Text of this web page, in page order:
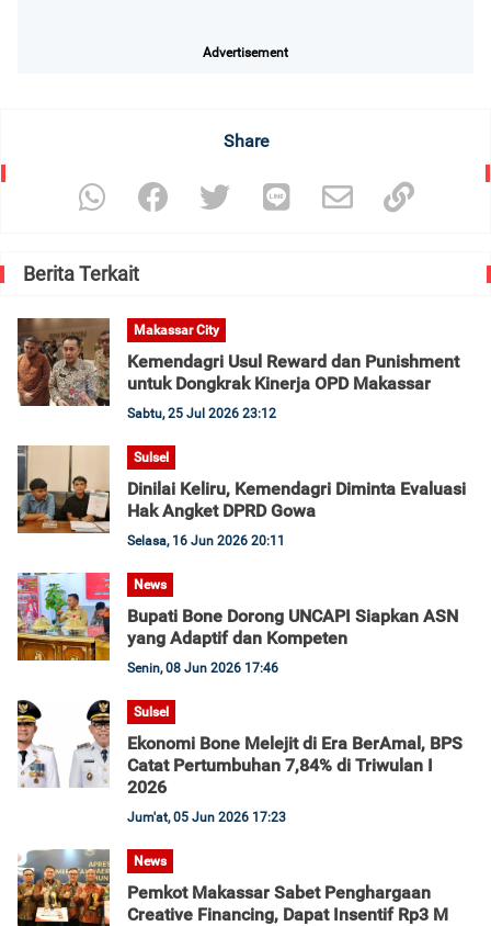
Advertisement
Share
Berita Terkait
Makassar City
Kemendagri Usul Reward dan Punishment
untuk Dongkrak Kinerja OPD Makassar
Sabtu, 25 Jul 2026 23:12
Sulsel
Dinilai Keliru, Kemendagri Diminta Evaluasi
Hak Angket DPRD Gowa
Selasa, 16 Jun 2026 20:11
News
Bupati Bone Dorong UNCAPI Siapkan ASN
yang Adaptif dan Kompeten
Senin, 08 Jun 2026 17:46
Sulsel
Ekonomi Bone Melejit di Era BerAmal, BPS
Catat Pertumbuhan 7,84% di Triwulan I
2026
Jum'at, 05 Jun 2026 17:23
News
Pemkot Makassar Sabet Penghargaan
Creative Financing, Dapat Insentif Rp3 M